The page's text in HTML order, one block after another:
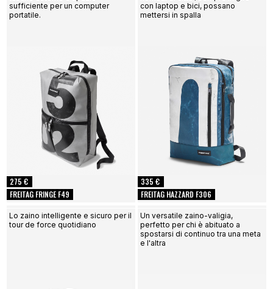
FREITAG FRINGE F49
275 €
sufficiente per un computer
portatile.
FREITAG HAZZARD F306
335 €
con laptop e bici, possano
mettersi in spalla
Lo zaino intelligente e sicuro per il
tour de force quotidiano
Un versatile zaino-valigia,
perfetto per chi è abituato a
spostarsi di continuo tra una meta
e l'altra